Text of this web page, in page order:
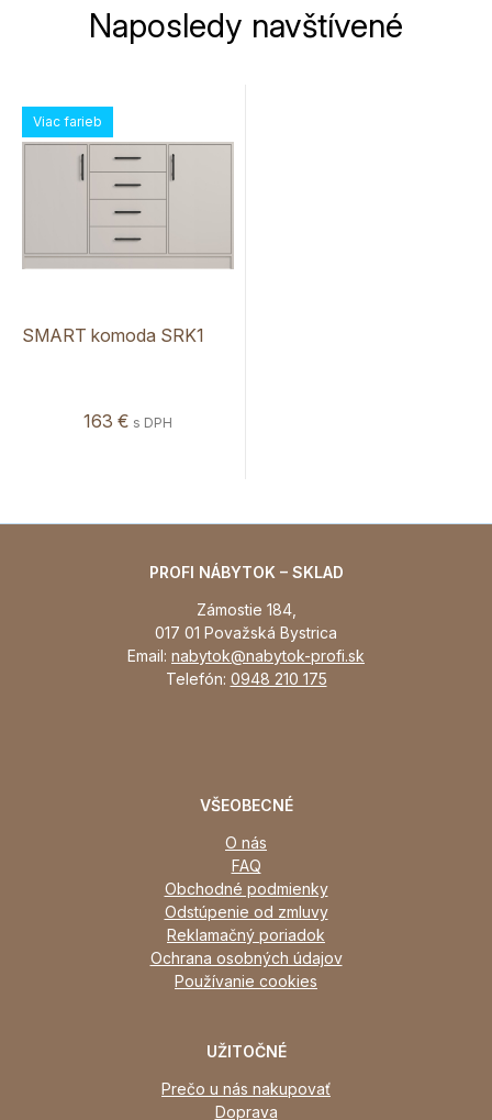
Naposledy navštívené
SMART komoda SRK1
Viac farieb
163 € s DPH
PROFI NÁBYTOK – SKLAD
Zámostie 184,
017 01 Považská Bystrica
Email: nabytok@nabytok-profi.sk
Telefón: 0948 210 175
VŠEOBECNÉ
O nás
FAQ
Obchodné podmienky
Odstúpenie od zmluvy
Reklamačný poriadok
Ochrana osobných údajov
Používanie cookies
UŽITOČNÉ
Prečo u nás nakupovať
Doprava